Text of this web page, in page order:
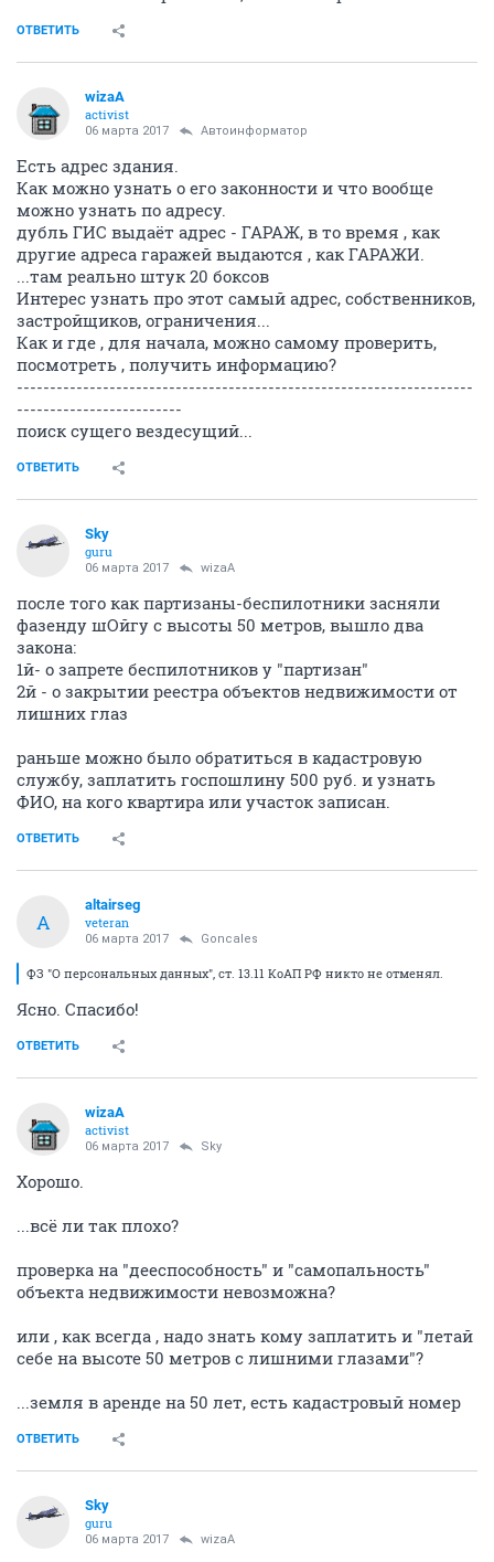
ОТВЕТИТЬ
wizaA
activist
06 марта 2017 Автоинформатор
Есть адрес здания.
Как можно узнать о его законности и что вообще
можно узнать по адресу.
дубль ГИС выдаёт адрес - ГАРАЖ, в то время , как
другие адреса гаражей выдаются , как ГАРАЖИ.
...там реально штук 20 боксов
Интерес узнать про этот самый адрес, собственников,
застройщиков, ограничения...
Как и где , для начала, можно самому проверить,
посмотреть , получить информацию?
---------------------------------------------------------------------
-------------------------
поиск сущего вездесущий...
ОТВЕТИТЬ
Sky
guru
06 марта 2017 wizaA
после того как партизаны-беспилотники засняли
фазенду шОйгу с высоты 50 метров, вышло два
закона:
1й- о запрете беспилотников у "партизан"
2й - о закрытии реестра объектов недвижимости от
лишних глаз
раньше можно было обратиться в кадастровую
службу, заплатить госпошлину 500 руб. и узнать
ФИО, на кого квартира или участок записан.
ОТВЕТИТЬ
A
altairseg
veteran
06 марта 2017 Goncales
ФЗ "О персональных данных", ст. 13.11 КоАП РФ никто не отменял.
Ясно. Спасибо!
ОТВЕТИТЬ
wizaA
activist
06 марта 2017 Sky
Хорошо.
...всё ли так плохо?
проверка на "дееспособность" и "самопальность"
объекта недвижимости невозможна?
или , как всегда , надо знать кому заплатить и "летай
себе на высоте 50 метров с лишними глазами"?
...земля в аренде на 50 лет, есть кадастровый номер
ОТВЕТИТЬ
Sky
guru
06 марта 2017 wizaA